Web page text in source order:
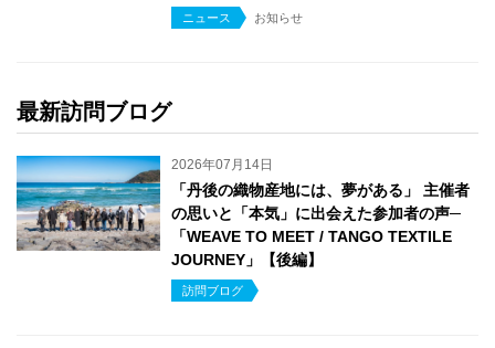
ニュース お知らせ
最新訪問ブログ
2026年07月14日
「丹後の織物産地には、夢がある」 主催者
の思いと「本気」に出会えた参加者の声─
「WEAVE TO MEET / TANGO TEXTILE
JOURNEY」【後編】
訪問ブログ